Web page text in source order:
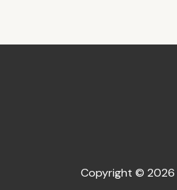
Copyright © 2026